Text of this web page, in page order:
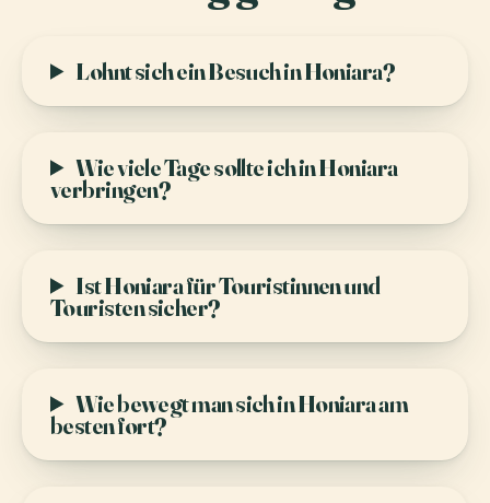
Lohnt sich ein Besuch in Honiara?
Wie viele Tage sollte ich in Honiara
verbringen?
Ist Honiara für Touristinnen und
Touristen sicher?
Wie bewegt man sich in Honiara am
besten fort?